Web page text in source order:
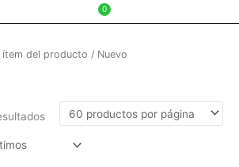
0
del producto / Nuevo
Ordenado
últimos